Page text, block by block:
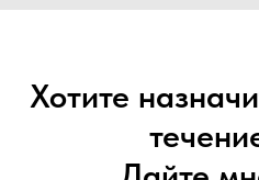
Хотите